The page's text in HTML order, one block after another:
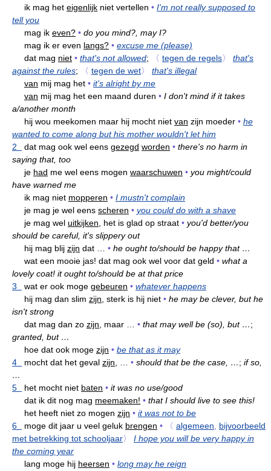
ik mag het eigenlijk niet vertellen • I'm not really supposed to
tell you
mag ik even? • do you mind?, may I?
mag ik er even langs? • excuse me (please)
dat mag niet • that's not allowed; 〈 tegen de regels〉
that's
against the rules; 〈 tegen de wet〉
that's illegal
van mij mag het • it's alright by me
van mij mag het een maand duren • I don't mind if it takes
a/another month
hij wou meekomen maar hij mocht niet van zijn moeder • he
wanted to come along but his mother wouldn't let him
2
dat mag ook wel eens gezegd worden • there's no harm in
saying that, too
je had me wel eens mogen waarschuwen • you might/could
have warned me
ik mag niet mopperen • I mustn't complain
je mag je wel eens scheren • you could do with a shave
je mag wel uitkijken, het is glad op straat • you'd better/you
should be careful, it's slippery out
hij mag blij zijn dat … • he ought to/should be happy that …
wat een mooie jas! dat mag ook wel voor dat geld • what a
lovely coat! it ought to/should be at that price
3
wat er ook moge gebeuren • whatever happens
hij mag dan slim zijn, sterk is hij niet • he may be clever, but he
isn't strong
dat mag dan zo zijn, maar … • that may well be (so), but …;
granted, but …
hoe dat ook moge zijn • be that as it may
4
mocht dat het geval zijn, • should that be the case, …; if so,
…
5
het mocht niet baten • it was no use/good
dat ik dit nog mag meemaken! • that I should live to see this!
het heeft niet zo mogen zijn • it was not to be
6
moge dit jaar u veel geluk brengen • 〈 algemeen
bijvoorbeeld
met betrekking tot schooljaar〉
I hope you will be very happy in
the coming year
lang moge hij heersen • long may he reign